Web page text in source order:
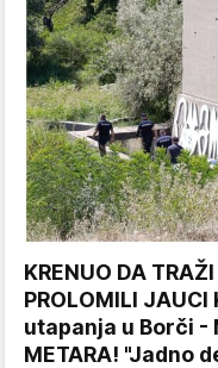
KRENUO DA
PROLOMILI
utapanja u Borči -
METARA! "Jadno